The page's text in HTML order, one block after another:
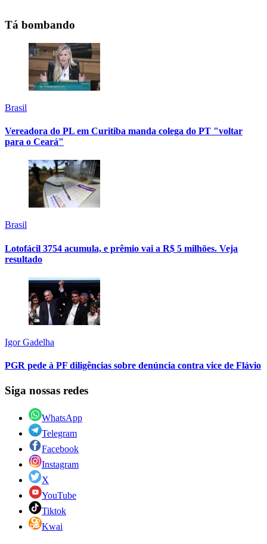
Tá bombando
Brasil
Vereadora do PL em Curitiba manda colega do PT "voltar
para o Ceará"
Brasil
Lotofácil 3754 acumula, e prêmio vai a R$ 5 milhões. Veja
resultado
Igor Gadelha
PGR pede à PF diligências sobre denúncia contra vice de Flávio
Siga nossas redes
WhatsApp
Telegram
Facebook
Instagram
X
YouTube
Tiktok
Kwai